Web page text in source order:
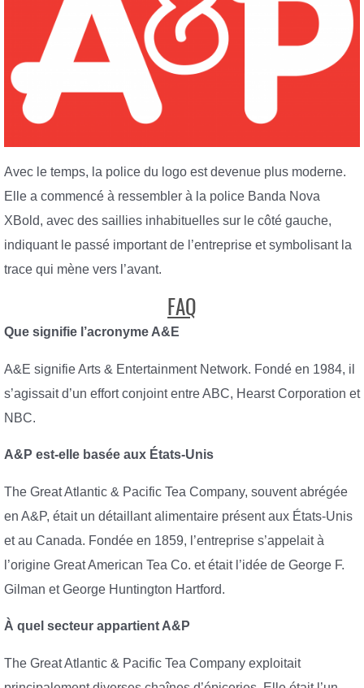
Avec le temps, la police du logo est devenue plus moderne.
Elle a commencé à ressembler à la police Banda Nova
XBold, avec des saillies inhabituelles sur le côté gauche,
indiquant le passé important de l’entreprise et symbolisant la
trace qui mène vers l’avant.
FAQ
Que signifie l’acronyme A&E
A&E signifie Arts & Entertainment Network. Fondé en 1984, il
s’agissait d’un effort conjoint entre ABC, Hearst Corporation et
NBC.
A&P est-elle basée aux États-Unis
The Great Atlantic & Pacific Tea Company, souvent abrégée
en A&P, était un détaillant alimentaire présent aux États-Unis
et au Canada. Fondée en 1859, l’entreprise s’appelait à
l’origine Great American Tea Co. et était l’idée de George F.
Gilman et George Huntington Hartford.
À quel secteur appartient A&P
The Great Atlantic & Pacific Tea Company exploitait